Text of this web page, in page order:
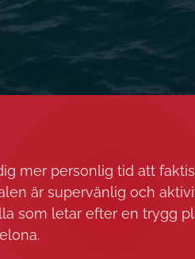
mer personlig tid att
är supervänlig och
som letar efter en trygg